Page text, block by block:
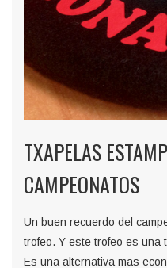
TXAPELAS
CAMPEONATOS
Un buen recuerdo del
trofeo. Y este trofeo es una
Es una alternativa mas